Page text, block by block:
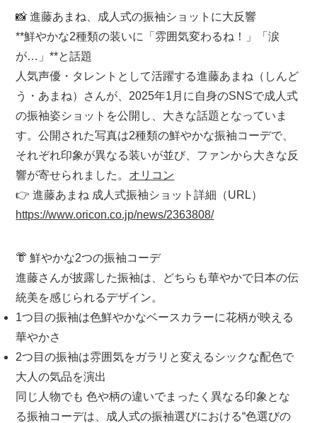
📸 進藤あまね、成人式の振袖ショットに大反響
**鮮やかな2種類の装いに「雰囲気変わるね！」「涙
が…」**と話題
人気声優・タレントとして活躍する進藤あまね（しんど
う・あまね）さんが、2025年1月に自身のSNSで成人式
の振袖姿ショットを公開 し、大きな話題となっていま
す。公開された写真は2種類の鮮やかな振袖コーデで、
それぞれ印象が異なる装いが並び、ファンから大きな反
響が寄せられました。 オリコン
👉 進藤あまね 成人式振袖ショット詳細（URL）
https://www.oricon.co.jp/news/2363808/
👘 鮮やかな2つの振袖コーデ
進藤さんが披露した振袖は、どちらも華やかで日本の伝
統美を感じられるデザイン。
1つ目の振袖は色鮮やかなベースカラーに花柄が映える
華やかさ
2つ目の振袖は雰囲気をガラリと変えるシックな配色で
大人の気品を演出
同じ人物でも色や柄の違いでまったく異なる印象 とな
る振袖コーデは、成人式の振袖選びにおける“色選びの